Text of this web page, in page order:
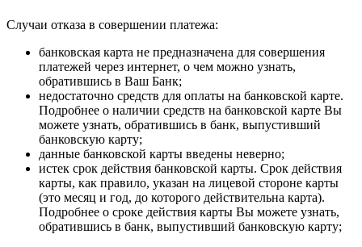
Случаи отказа в совершении платежа:
банковская карта не предназначена для совершения
платежей через интернет, о чем можно узнать,
обратившись в Ваш Банк;
недостаточно средств для оплаты на банковской карте.
Подробнее о наличии средств на банковской карте Вы
можете узнать, обратившись в банк, выпустивший
банковскую карту;
данные банковской карты введены неверно;
истек срок действия банковской карты. Срок действия
карты, как правило, указан на лицевой стороне карты
(это месяц и год, до которого действительна карта).
Подробнее о сроке действия карты Вы можете узнать,
обратившись в банк, выпустивший банковскую карту;